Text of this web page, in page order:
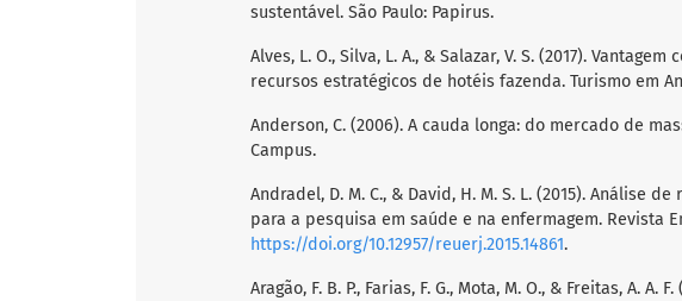
sustentável. São Paulo: Papirus.
Alves, L. O., Silva, L. A., & Salazar, V. S. (2017).
recursos estratégicos de hotéis fazenda. Turismo em
Anderson, C. (2006). A cauda longa: do mercado de
Campus.
Andradel, D. M. C., & David, H. M. S. L. (2015). Análise
para a pesquisa em saúde e na enfermagem. Revista
https://doi.org/10.12957/reuerj.2015.14861.
Aragão, F. B. P., Farias, F. G., Mota, M. O., & Freitas, A.